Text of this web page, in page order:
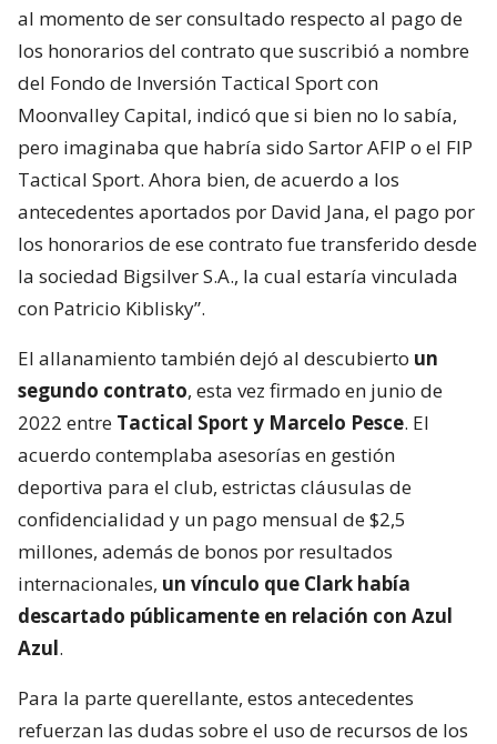
al momento de ser consultado respecto al pago de
los honorarios del contrato que suscribió a nombre
del Fondo de Inversión Tactical Sport con
Moonvalley Capital, indicó que si bien no lo sabía,
pero imaginaba que habría sido Sartor AFIP o el FIP
Tactical Sport. Ahora bien, de acuerdo a los
antecedentes aportados por David Jana, el pago por
los honorarios de ese contrato fue transferido desde
la sociedad Bigsilver S.A., la cual estaría vinculada
con Patricio Kiblisky”.
El allanamiento también dejó al descubierto un
segundo contrato, esta vez firmado en junio de
2022 entre Tactical Sport y Marcelo Pesce. El
acuerdo contemplaba asesorías en gestión
deportiva para el club, estrictas cláusulas de
confidencialidad y un pago mensual de $2,5
millones, además de bonos por resultados
internacionales, un vínculo que Clark había
descartado públicamente en relación con Azul
Azul.
Para la parte querellante, estos antecedentes
refuerzan las dudas sobre el uso de recursos de los